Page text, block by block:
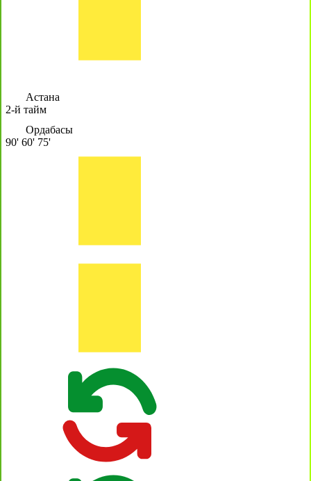
Астана
2-й тайм
Ордабасы
90' 60' 75'